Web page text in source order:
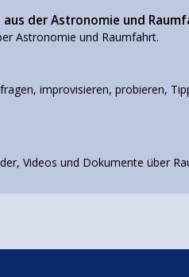
aus der Astronomie und
Astronomie und Raumfahrt.
improvisieren, probieren,
Videos und Dokumente über